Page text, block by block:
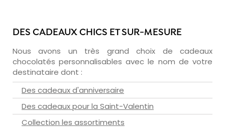
DES CADEAUX CHICS ET SUR-MESURE
Nous avons un très grand choix de cadeaux
chocolatés personnalisables avec le nom de votre
destinataire dont :
Des cadeaux d'anniversaire
Des cadeaux pour la Saint-Valentin
Collection les assortiments